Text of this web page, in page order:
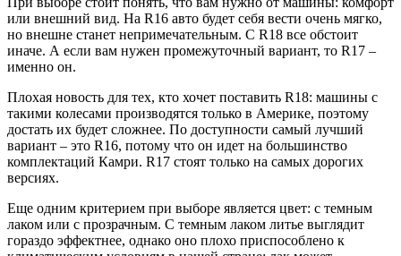
или внешний вид. На R16 авто будет себя вести очень мягко,
но внешне станет непримечательным. С R18 все обстоит
иначе. А если вам нужен промежуточный вариант, то R17 –
именно он.
Плохая новость для тех, кто хочет поставить R18: машины с
такими колесами производятся только в Америке, поэтому
достать их будет сложнее. По доступности самый лучший
вариант – это R16, потому что он идет на большинство
комплектаций Камри. R17 стоят только на самых дорогих
версиях.
Еще одним критерием при выборе является цвет: с темным
лаком или с прозрачным. С темным лаком литье выглядит
гораздо эффектнее, однако оно плохо приспособлено к